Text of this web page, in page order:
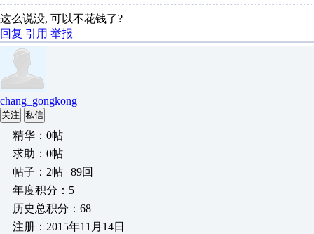
这么说没, 可以不花钱了?
回复 引用 举报
chang_gongkong
关注 私信
精华：0帖
求助：0帖
帖子：2帖 | 89回
年度积分：5
历史总积分：68
注册：2015年11月14日